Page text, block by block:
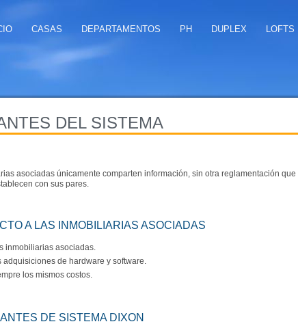
CASAS DEPARTAMENTOS PH DUPLEX LOFTS
DEL SISTEMA
asociadas únicamente comparten información, sin otra reglamentación que
con sus pares.
A LAS INMOBILIARIAS ASOCIADAS
inmobiliarias asociadas.
de hardware y software.
los mismos costos.
DE SISTEMA DIXON